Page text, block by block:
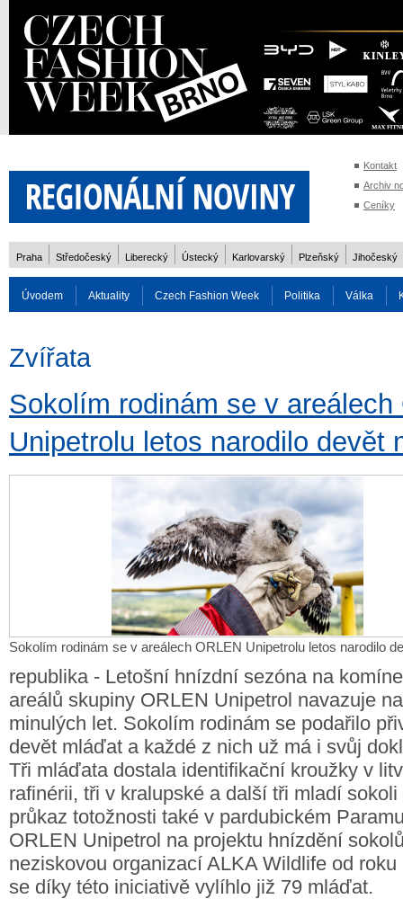
Kontakt
Archiv
Ceníky
Praha Středočeský Liberecký Ústecký Karlovarský Plzeňský Jihočeský
Úvodem Aktuality Czech Fashion Week Politika Válka
Zvířata
Sokolím rodinám se v areálech
Unipetrolu letos narodilo devět
Sokolím rodinám se v areálech ORLEN Unipetrolu letos narodilo
republika - Letošní hnízdní sezóna na
areálů skupiny ORLEN Unipetrol navazuje
minulých let. Sokolím rodinám se podařilo
devět mláďat a každé z nich už má i svůj
Tři mláďata dostala identifikační kroužky v
rafinérii, tři v kralupské a další tři mladí
průkaz totožnosti také v pardubickém
ORLEN Unipetrol na projektu hnízdění
neziskovou organizací ALKA Wildlife od roku
se díky této iniciativě vylíhlo již 79 mláďat.